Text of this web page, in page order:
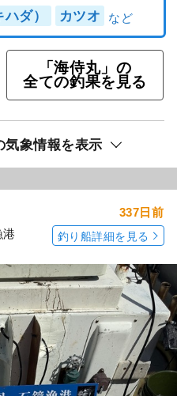
ダ） カツオ
「海侍丸」の
全ての釣果を見る
気象情報を表示
337日前
釣り船詳細を見る